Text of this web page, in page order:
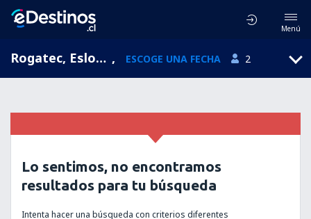
Menú
Rogatec, Eslovenia , ESCOGE UNA FECHA 2
Lo sentimos, no encontramos
resultados para tu búsqueda
Intenta hacer una búsqueda con criterios diferentes